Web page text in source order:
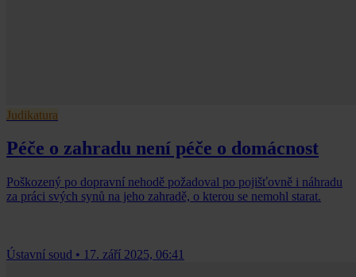
Judikatura
Péče o zahradu není péče o domácnost
Poškozený po dopravní nehodě požadoval po pojišťovně i náhradu
za práci svých synů na jeho zahradě, o kterou se nemohl starat.
Ústavní soud • 17. září 2025, 06:41